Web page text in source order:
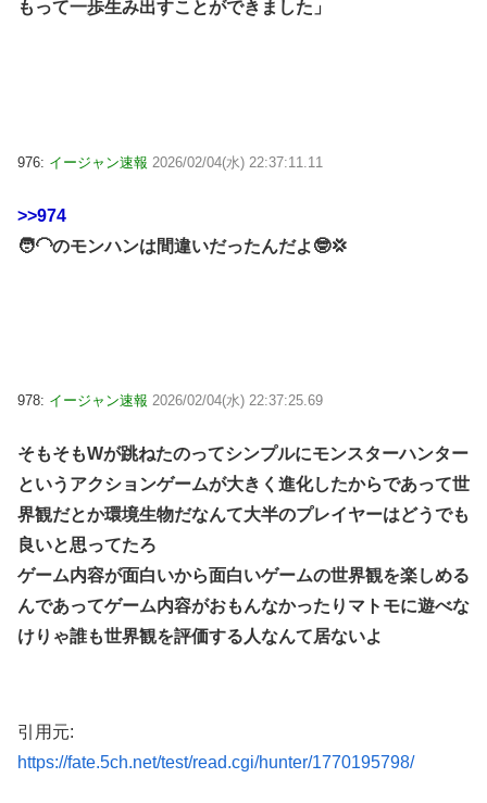
もって一歩生み出すことができました」
976: イージャン速報 2026/02/04(水) 22:37:11.11
>>974
🧑‍🦲のモンハンは間違いだったんだよ🤓💢
978: イージャン速報 2026/02/04(水) 22:37:25.69
そもそもWが跳ねたのってシンプルにモンスターハンター
というアクションゲームが大きく進化したからであって世
界観だとか環境生物だなんて大半のプレイヤーはどうでも
良いと思ってたろ
ゲーム内容が面白いから面白いゲームの世界観を楽しめる
んであってゲーム内容がおもんなかったりマトモに遊べな
けりゃ誰も世界観を評価する人なんて居ないよ
引用元:
https://fate.5ch.net/test/read.cgi/hunter/1770195798/